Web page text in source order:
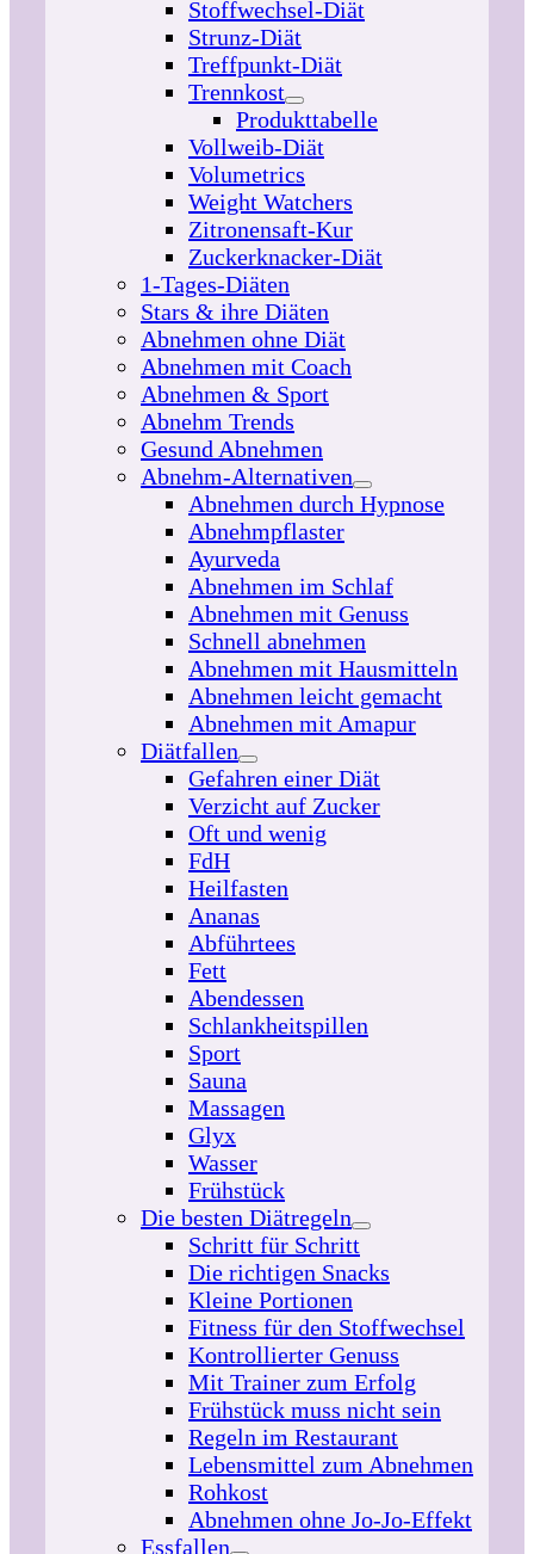
Stoffwechsel-Diät
Strunz-Diät
Treffpunkt-Diät
Trennkost
Produkttabelle
Vollweib-Diät
Volumetrics
Weight Watchers
Zitronensaft-Kur
Zuckerknacker-Diät
1-Tages-Diäten
Stars & ihre Diäten
Abnehmen ohne Diät
Abnehmen mit Coach
Abnehmen & Sport
Abnehm Trends
Gesund Abnehmen
Abnehm-Alternativen
Abnehmen durch Hypnose
Abnehmpflaster
Ayurveda
Abnehmen im Schlaf
Abnehmen mit Genuss
Schnell abnehmen
Abnehmen mit Hausmitteln
Abnehmen leicht gemacht
Abnehmen mit Amapur
Diätfallen
Gefahren einer Diät
Verzicht auf Zucker
Oft und wenig
FdH
Heilfasten
Ananas
Abführtees
Fett
Abendessen
Schlankheitspillen
Sport
Sauna
Massagen
Glyx
Wasser
Frühstück
Die besten Diätregeln
Schritt für Schritt
Die richtigen Snacks
Kleine Portionen
Fitness für den Stoffwechsel
Kontrollierter Genuss
Mit Trainer zum Erfolg
Frühstück muss nicht sein
Regeln im Restaurant
Lebensmittel zum Abnehmen
Rohkost
Abnehmen ohne Jo-Jo-Effekt
Essfallen